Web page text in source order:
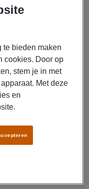
Toekomstige
NIEUW
te bieden maken
cookies. Door op
stem je in met
Met deze
en